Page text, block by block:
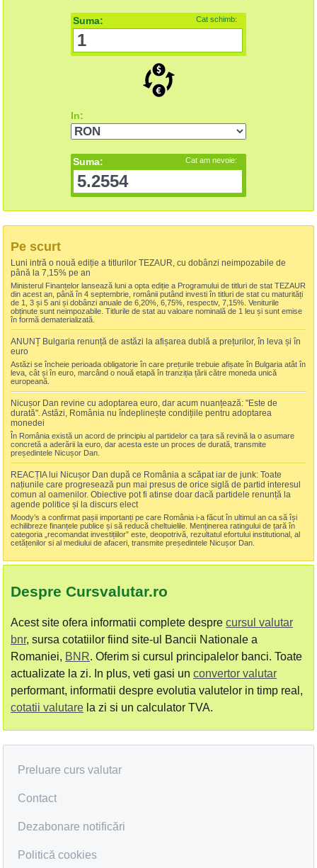
Suma: Cat schimb:
In:
Suma: Cat am nevoie:
Pe scurt
Luni intră o nouă ediție a titlurilor TEZAUR, cu dobânzi neimpozabile de
până la 7,15% pe an
Ministerul Finanțelor lansează luni a opta ediție a Programului de titluri de stat TEZAUR
din acest an, până în 4 septembrie, românii putând investi în titluri de stat cu maturități
de 1, 3 și 5 ani și dobânzi anuale de 6,20%, 6,75%, respectiv, 7,15%. Veniturile
obținute sunt neimpozabile. Titlurile de stat au valoare nominală de 1 leu și sunt emise
în formă dematerializată.
ANUNȚ Bulgaria renunță de astăzi la afișarea dublă a prețurilor, în leva și în
euro
Astăzi se încheie perioada obligatorie în care prețurile trebuie afișate în Bulgaria atât în
leva, cât și în euro, marcând o nouă etapă în tranziția țării către moneda unică
europeană.
Nicușor Dan revine cu adoptarea euro, dar acum nuanțează: "Este de
durată". Astăzi, România nu îndeplinește condițiile pentru adoptarea
monedei
În România există un acord de principiu al partidelor ca țara să revină la o asumare
concretă a aderării la euro, dar acesta este un proces de durată, transmite
președintele Nicușor Dan.
REACȚIA lui Nicușor Dan după ce România a scăpat iar de junk: Toate
națiunile care progresează pun mai presus de orice siglă de partid interesul
comun al oamenilor. Obiective pot fi atinse doar dacă partidele renunță la
agende politice și la discurs elect
Moody’s a confirmat pașii importanți pe care România i-a făcut în ultimul an ca să își
echilibreze finanțele publice și să reducă cheltuielile. Menținerea ratingului de țară în
categoria „recomandat investițiilor” este, deopotrivă, rezultatul efortului institutional, al
cetățenilor si al mediului de afaceri, transmite președintele Nicușor Dan.
Despre Cursvalutar.ro
Acest site ofera informatii complete despre cursul valutar
bnr, sursa cotatiilor fiind site-ul Bancii Nationale a
Romaniei, BNR. Oferim si cursul principalelor banci. Toate
actualizate la zi. In plus, veti gasi un convertor valutar
performant, informatii despre evolutia valutelor in timp real,
cotatii valutare la zi si un calculator TVA.
Preluare curs valutar
Contact
Dezabonare notificări
Politică cookies